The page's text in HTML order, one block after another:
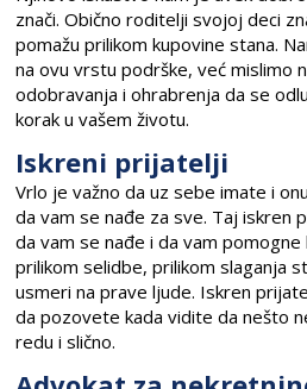
znači. Obično roditelji svojoj deci
pomažu prilikom kupovine stana.
na ovu vrstu podrške, već mislimo
odobravanja i ohrabrenja da se
korak u vašem životu.
Iskreni prijatelji
Vrlo je važno da uz sebe imate i
da vam se nađe za sve. Taj iskren
da vam se nađe i da vam
prilikom selidbe, prilikom slaganja
usmeri na prave ljude. Iskren
da pozovete kada vidite da nešto
redu i slično.